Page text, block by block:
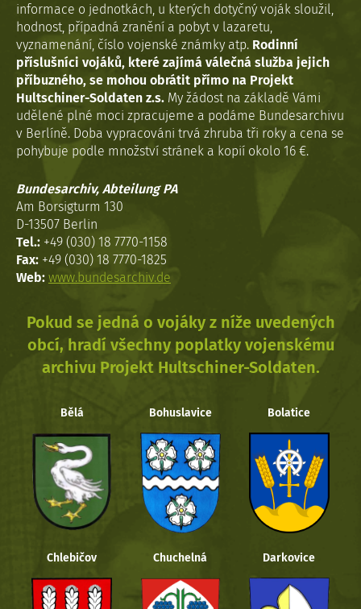
informace o jednotkách, u kterých dotyčný voják sloužil,
hodnost, případná zranění a pobyt v lazaretu,
vyznamenání, číslo vojenské známky atp. Rodinní
příslušníci vojáků, které zajímá válečná služba jejich
příbuzného, se mohou obrátit přímo na Projekt
Hultschiner-Soldaten z.s. My žádost na základě Vámi
udělené plné moci zpracujeme a podáme Bundesarchivu
v Berlíně. Doba vypracováni trvá zhruba tři roky a cena se
pohybuje podle množství stránek a kopií okolo 16 €.
Bundesarchiv, Abteilung PA
Am Borsigturm 130
D-13507 Berlin
Tel.: +49 (030) 18 7770-1158
Fax: +49 (030) 18 7770-1825
Web: www.bundesarchiv.de
Pokud se jedná o vojáky z níže uvedených
obcí, hradí všechny poplatky vojenskému
archivu Projekt Hultschiner-Soldaten.
Bělá Bohuslavice Bolatice
Chlebičov Chuchelná Darkovice